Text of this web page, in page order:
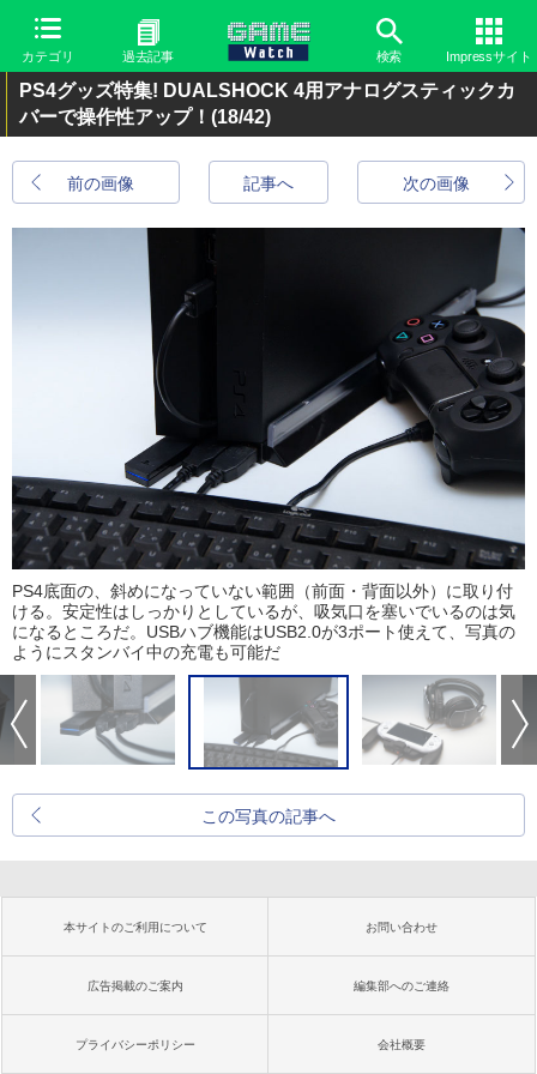
カテゴリ 過去記事 検索 Impressサイト
PS4グッズ特集! DUALSHOCK 4用アナログスティックカ
バーで操作性アップ！ (18/42)
前の画像 次の画像
記事へ
PS4底面の、斜めになっていない範囲（前面・背面以外）に取り付
ける。安定性はしっかりとしているが、吸気口を塞いでいるのは気
になるところだ。USBハブ機能はUSB2.0が3ポート使えて、写真の
ようにスタンバイ中の充電も可能だ
この写真の記事へ
本サイトのご利用について お問い合わせ
広告掲載のご案内 編集部へのご連絡
プライバシーポリシー 会社概要